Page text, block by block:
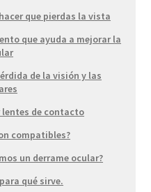
que pierdas la vista
que ayuda a mejorar la
de la visión y las
lentes de contacto
compatibles?
un derrame ocular?
qué sirve.